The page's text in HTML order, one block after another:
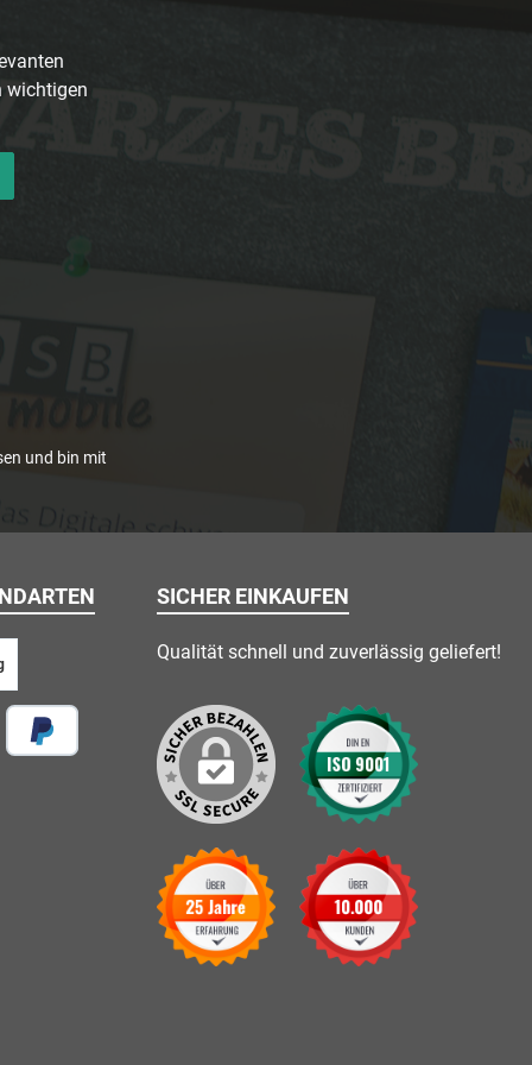
wichtigen
und bin mit
SICHER EINKAUFEN
Qualität schnell und zuverlässig geliefert!